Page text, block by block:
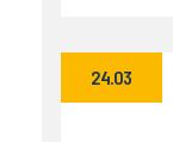
24.03